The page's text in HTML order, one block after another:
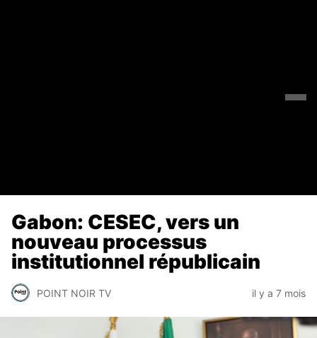
Gabon: CESEC, vers un
nouveau processus
institutionnel républicain
POINT NOIR TV il y a 7 mois